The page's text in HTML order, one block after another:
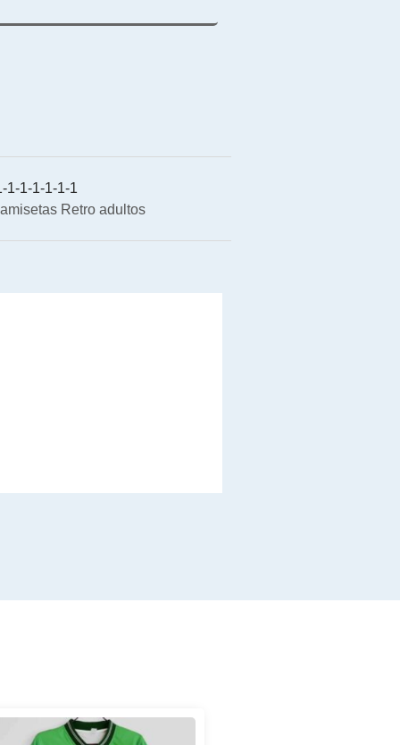
1-1-1-1-1-1
Retro adultos